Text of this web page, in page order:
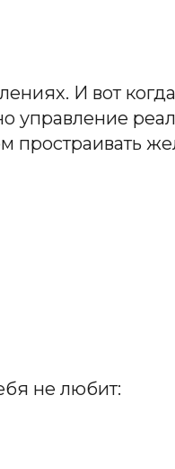
И вот
управление
простраивать
не любит: